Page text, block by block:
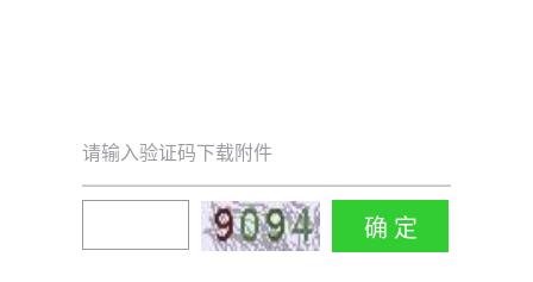
请输入验证码下载附件